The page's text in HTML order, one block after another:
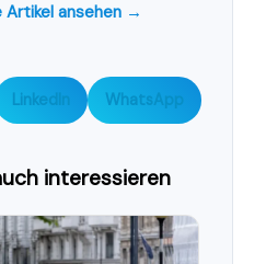
Artikel ansehen →
LinkedIn WhatsApp
interessieren